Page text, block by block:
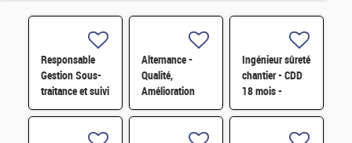
Responsable
Gestion Sous-
traitance et suivi
budget H/F H/F
Alternance -
Qualité,
Amélioration
continue et
Ingénieur sûreté
chantier - CDD
18 mois -
Cadarache F/H